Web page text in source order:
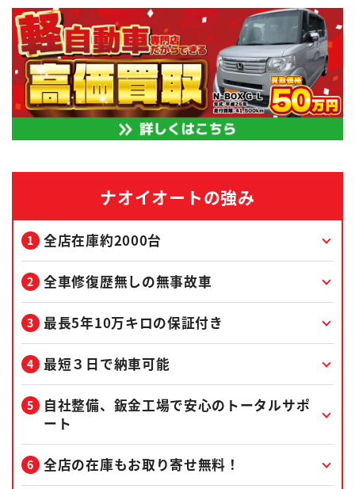
ナオイオートの強み
全店在庫約2000台
全車修復歴無しの無事故車
最長5年10万キロの保証付き
最短３日で納車可能
自社整備、鈑金工場で安心のトータルサポ
ート
全店の在庫もお取り寄せ無料！